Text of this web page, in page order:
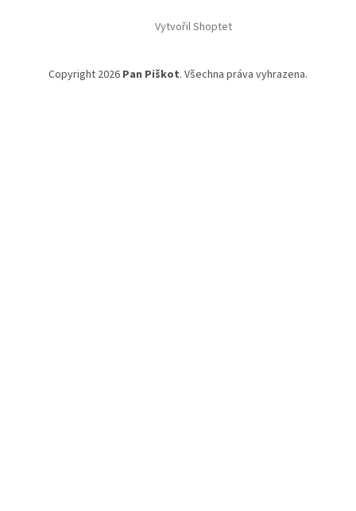
Vytvořil Shoptet
Copyright 2026 Pan Piškot. Všechna práva vyhrazena.